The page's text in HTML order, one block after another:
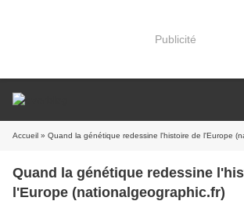
Publicité
Accueil » Quand la génétique redessine l'histoire de l'Europe
Quand la génétique redessine
l'Europe (nationalgeographic.fr)